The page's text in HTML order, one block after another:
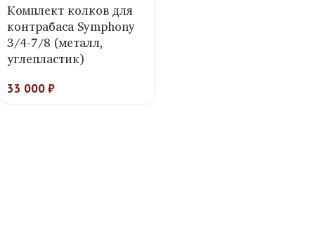
Комплект колков для
контрабаса Symphony
3/4-7/8 (металл,
углепластик)
33 000₽